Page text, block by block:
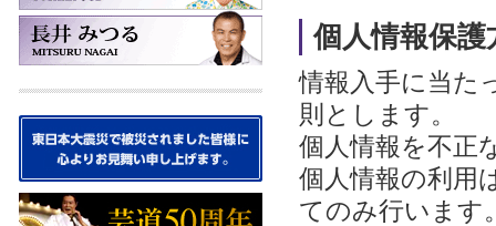
個人情報保護
情報入手に当た
則とします。
個人情報を不正
個人情報の利用
てのみ行います